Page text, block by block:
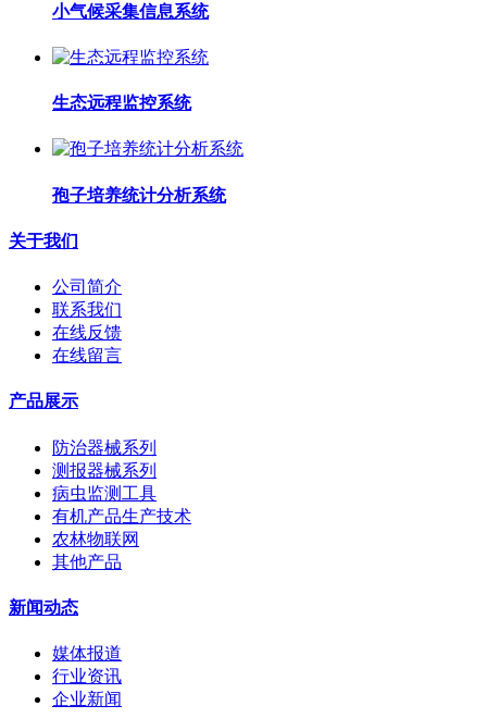
小气候采集信息系统
生态远程监控系统
孢子培养统计分析系统
关于我们
公司简介
联系我们
在线反馈
在线留言
产品展示
防治器械系列
测报器械系列
病虫监测工具
有机产品生产技术
农林物联网
其他产品
新闻动态
媒体报道
行业资讯
企业新闻